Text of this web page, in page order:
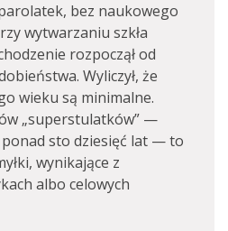
bez naukowego
wytwarzaniu szkła
rozpoczął od
Wyliczył, że
wieku są minimalne.
„superstulatków” —
sto dziesięć lat — to
wynikające z
albo celowych